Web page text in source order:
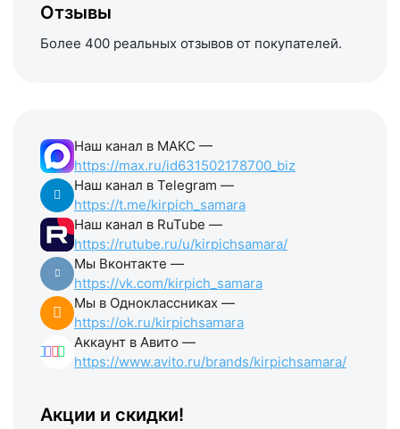
Отзывы
Более 400 реальных отзывов от покупателей.
Наш канал в МАКС —
https://max.ru/id631502178700_biz
Наш канал в Telegram —
https://t.me/kirpich_samara
Наш канал в RuTube —
https://rutube.ru/u/kirpichsamara/
Мы Вконтакте —
https://vk.com/kirpich_samara
Мы в Одноклассниках —
https://ok.ru/kirpichsamara
Аккаунт в Авито —
https://www.avito.ru/brands/kirpichsamara/
Акции и скидки!